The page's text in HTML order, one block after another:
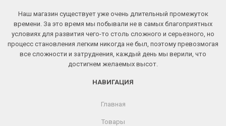
Наш магазин существует уже очень длительный промежуток
времени. За это время мы побывали не в самых благоприятных
условиях для развития чего-то столь сложного и серьезного, но
процесс становления легким никогда не был, поэтому превозмогая
все сложности и затруднения, каждый день мы верили, что
достигнем желаемых высот.
НАВИГАЦИЯ
Главная
Товары